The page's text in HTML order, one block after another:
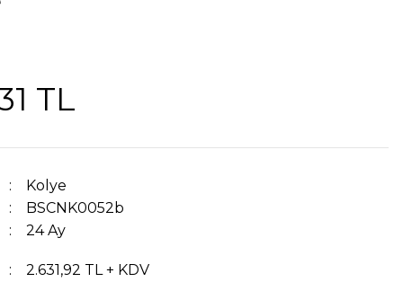
TL
Kolye
BSCNK0052b
24 Ay
2.631,92 TL + KDV